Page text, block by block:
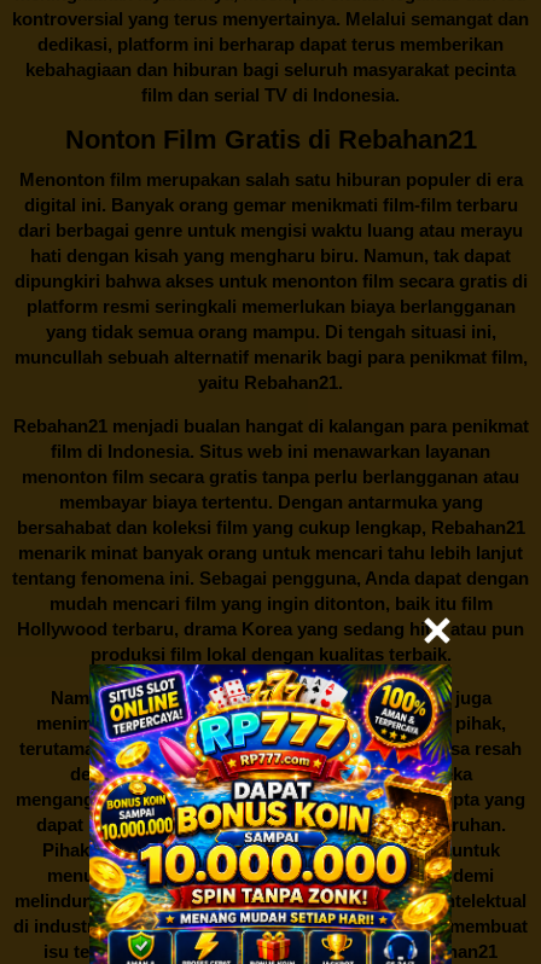
kontroversial yang terus menyertainya. Melalui semangat dan
dedikasi, platform ini berharap dapat terus memberikan
kebahagiaan dan hiburan bagi seluruh masyarakat pecinta
film dan serial TV di Indonesia.
Nonton Film Gratis di Rebahan21
Menonton film merupakan salah satu hiburan populer di era
digital ini. Banyak orang gemar menikmati film-film terbaru
dari berbagai genre untuk mengisi waktu luang atau merayu
hati dengan kisah yang mengharu biru. Namun, tak dapat
dipungkiri bahwa akses untuk menonton film secara gratis di
platform resmi seringkali memerlukan biaya berlangganan
yang tidak semua orang mampu. Di tengah situasi ini,
muncullah sebuah alternatif menarik bagi para penikmat film,
yaitu Rebahan21.
Rebahan21menjadi bualan hangat di kalangan para penikmat
film di Indonesia. Situs web ini menawarkan layanan
menonton film secara gratis tanpa perlu berlangganan atau
membayar biaya tertentu. Dengan antarmuka yang
bersahabat dan koleksi film yang cukup lengkap, Rebahan21
menarik minat banyak orang untuk mencari tahu lebih lanjut
tentang fenomena ini. Sebagai pengguna, Anda dapat dengan
mudah mencari film yang ingin ditonton, baik itu film
Hollywood terbaru, drama Korea yang sedang hits, atau pun
produksi film lokal dengan kualitas terbaik.
Namun, seperti halnya cerita manis,Rebahan21juga
menimbulkan kontroversi di industri film. Banyak pihak,
terutama produsen film dan pemilik hak cipta, merasa resah
dengan maraknya situs-situs seperti ini. Mereka
menganggapnya sebagai bentuk pelanggaran hak cipta yang
dapat merugikan industri perfilman secara keseluruhan.
Pihak berwenang pun turut terlibat dalam upaya untuk
menutup situs-situs ilegal semacam Rebahan21 demi
melindungi keberlangsungan bisnis dan kekayaan intelektual
di industri hiburan. Konflik kepentingan inilah yang membuat
isu tentang menonton film secara gratis diRebahan21